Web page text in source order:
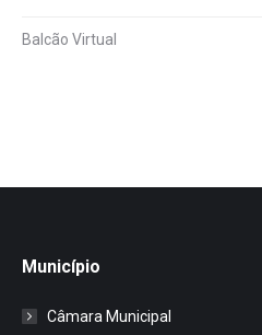
Balcão Virtual
Município
Câmara Municipal